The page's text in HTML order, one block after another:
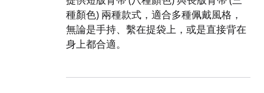
種顏色) 兩種款式，適合多種佩戴風格，
無論是手持、繫在提袋上，或是直接背在
身上都合適。